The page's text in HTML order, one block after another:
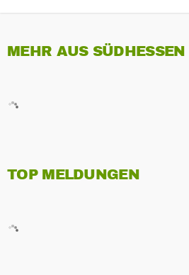
MEHR AUS SÜDHESSEN
TOP MELDUNGEN